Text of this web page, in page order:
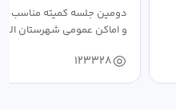
دومین جلسه کمیته مناسب
و اماکن عمومی شهرستان
123328